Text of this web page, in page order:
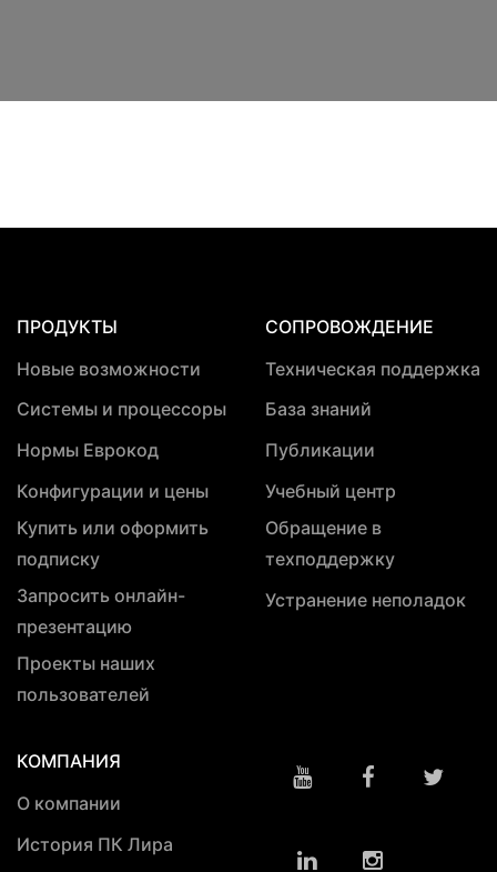
ПРОДУКТЫ
Новые возможности
Системы и процессоры
Нормы Еврокод
Конфигурации и цены
Купить или оформить
подписку
Запросить онлайн-
презентацию
Проекты наших
пользователей
СОПРОВОЖДЕНИЕ
Техническая поддержка
База знаний
Публикации
Учебный центр
Обращение в
техподдержку
Устранение неполадок
КОМПАНИЯ
О компании
История ПК Лира